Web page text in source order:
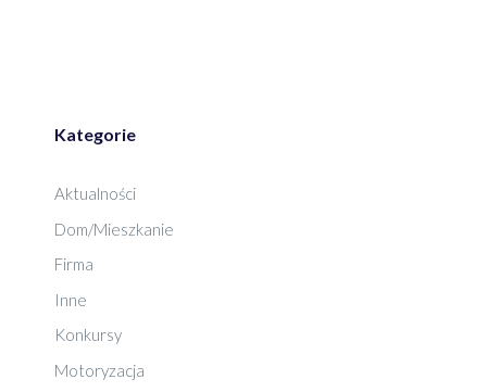
Kategorie
Aktualności
Dom/Mieszkanie
Firma
Inne
Konkursy
Motoryzacja